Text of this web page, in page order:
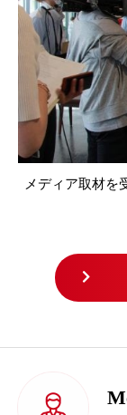
メディア取材を